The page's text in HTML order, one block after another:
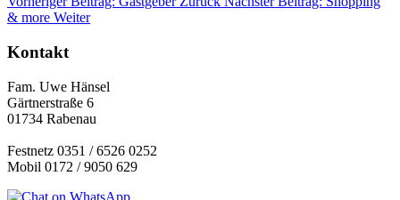
& more Weiter
Kontakt
Fam. Uwe Hänsel
Gärtnerstraße 6
01734 Rabenau
Festnetz 0351 / 6526 0252
Mobil 0172 / 9050 629